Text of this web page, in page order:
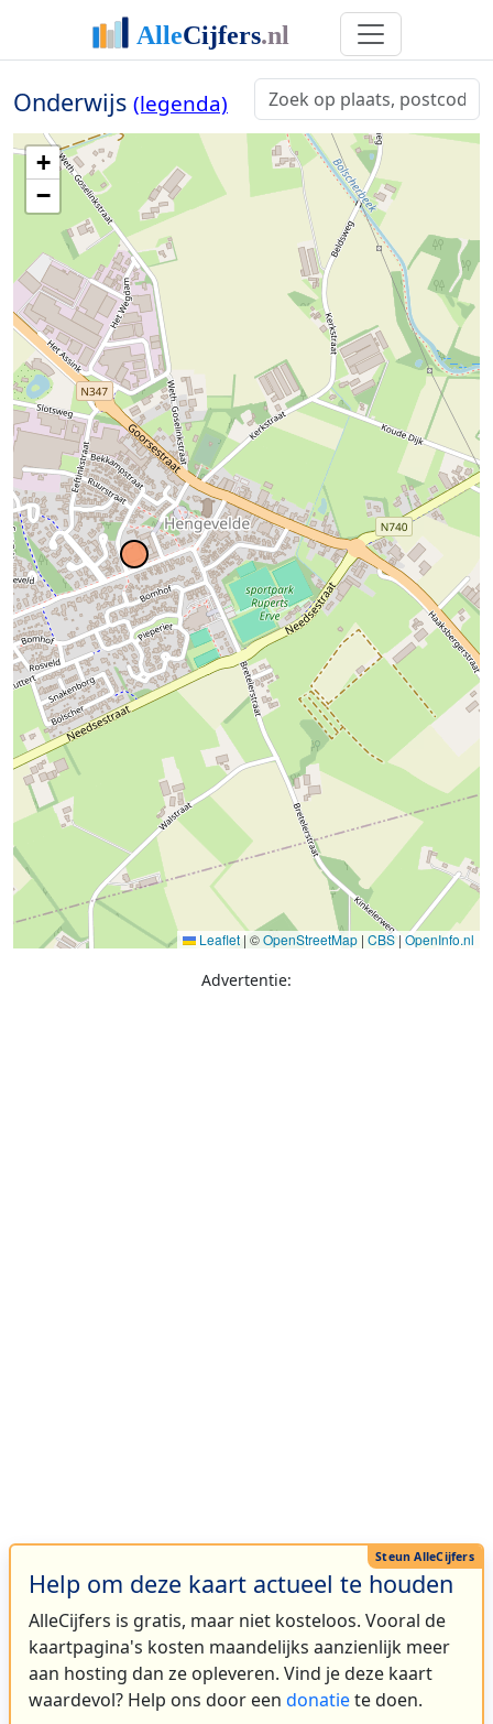
Onderwijs (legenda)
+
−
Leaflet | ©OpenStreetMap | CBS | OpenInfo.nl
Advertentie:
Help om deze kaart actueel te houden
AlleCijfers is gratis, maar niet kosteloos. Vooral de
kaartpagina's kosten maandelijks aanzienlijk meer
aan hosting dan ze opleveren. Vind je deze kaart
waardevol? Help ons door een donatiete doen.